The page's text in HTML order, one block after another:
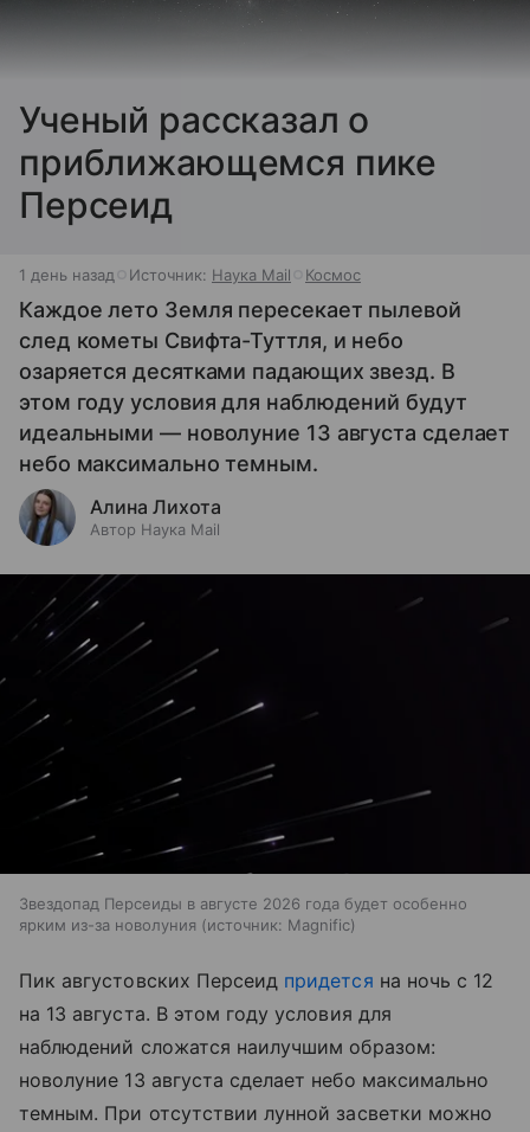
Ученый рассказал о
приближающемся пике
Персеид
1 день назад Источник: Наука Mail Космос
Каждое лето Земля пересекает пылевой
след кометы Свифта-Туттля, и небо
озаряется десятками падающих звезд. В
этом году условия для наблюдений будут
идеальными — новолуние 13 августа сделает
небо максимально темным.
Алина Лихота
Автор Наука Mail
Звездопад Персеиды в августе 2026 года будет особенно
ярким из-за новолуния
источник: Magnific
Пик августовских Персеид придется на ночь с 12
на 13 августа. В этом году условия для
наблюдений сложатся наилучшим образом:
новолуние 13 августа сделает небо максимально
темным. При отсутствии лунной засветки можно